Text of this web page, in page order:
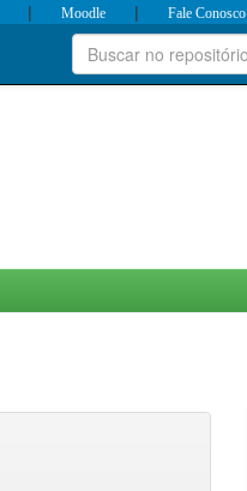
| Moodle | Fale Conosco